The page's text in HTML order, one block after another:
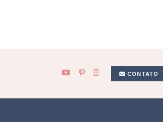
CONTATO